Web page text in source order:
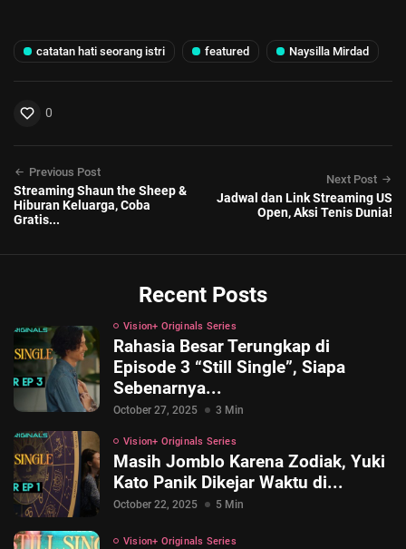
catatan hati seorang istri featured Naysilla Mirdad
0
Previous Post
Streaming Shaun the Sheep &
Hiburan Keluarga, Coba
Gratis...
Next Post
Jadwal dan Link Streaming US
Open, Aksi Tenis Dunia!
Recent Posts
Vision+ Originals Series
Rahasia Besar Terungkap di
Episode 3 “Still Single”, Siapa
Sebenarnya...
October 27, 2025 3 Min
Vision+ Originals Series
Masih Jomblo Karena Zodiak, Yuki
Kato Panik Dikejar Waktu di...
October 22, 2025 5 Min
Vision+ Originals Series